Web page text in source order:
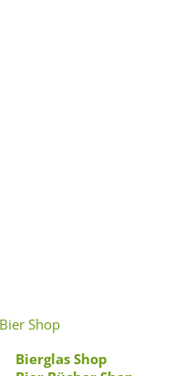
Bier Shop
Bierglas Shop